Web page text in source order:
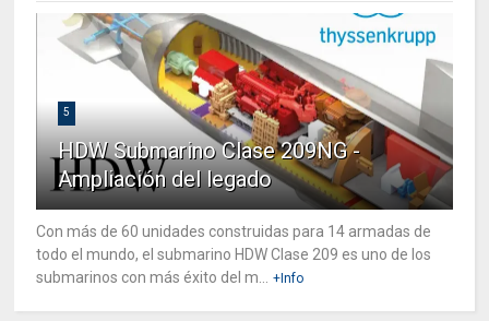
5
HDW Submarino Clase 209NG -
Ampliación del legado
Con más de 60 unidades construidas para 14 armadas de
todo el mundo, el submarino HDW Clase 209 es uno de los
submarinos con más éxito del m...
+Info